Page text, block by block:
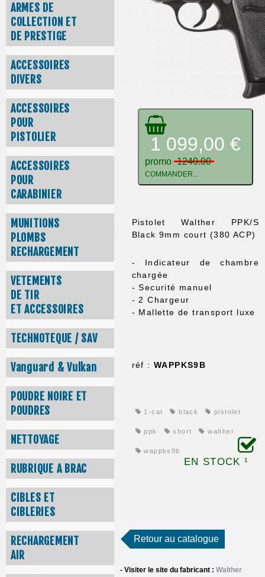
ARMES DE
COLLECTION ET
DE PRESTIGE
ACCESSOIRES
DIVERS
ACCESSOIRES
POUR
PISTOLIER
ACCESSOIRES
POUR
CARABINIER
MUNITIONS
PLOMBS
RECHARGEMENT
VETEMENTS
DE TIR
ET ACCESSOIRES
TECHNOTEQUE / SAV
Vanguard & Vulkan
POUDRE NOIRE ET
POUDRES
NETTOYAGE
RUBRIQUE A BRAC
CIBLES ET
CIBLERIES
RECHARGEMENT
AIR
1 099,00 €
promo 1240.00
COMMANDER...
Pistolet Walther PPK/S
Black 9mm court (380 ACP)
- Indicateur de chambre
chargée
- Securité manuel
- 2 Chargeur
- Mallette de transport luxe
réf :WAPPKS9B
1-cat black pistolet
ppk short walther
wappks9b
EN STOCK ¹
Retour au catalogue
- Visiter le site du fabricant : Walther